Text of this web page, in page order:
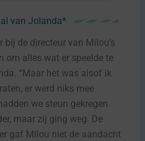
van Jolanda*
bij de directeur van Milou’s
om alles wat er speelde te
“Maar het was alsof ik
er werd niks mee
we steun gekregen
maar zij ging weg. De
gaf Milou niet de aandacht